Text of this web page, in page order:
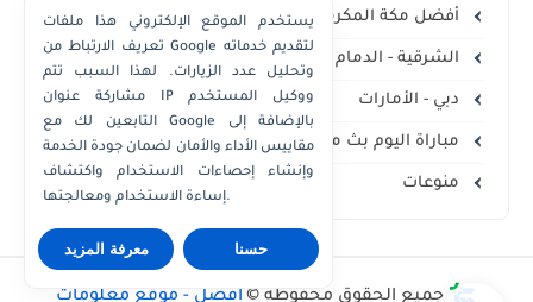
أفضل مكة المكرمة
الشرقية - الدمام الخبر
دبي - الأمارات
مباراة اليوم بث مباشر
منوعات
جميع الحقوق محفوظة © أفضل - موقع معلومات
يستخدم الموقع الإلكتروني هذا ملفات
تعريف الارتباط من Google لتقديم خدماته
وتحليل عدد الزيارات. لهذا السبب تتم
مشاركة عنوان IP ووكيل المستخدم
التابعين لك مع Google بالإضافة إلى
مقاييس الأداء والأمان لضمان جودة الخدمة
وإنشاء إحصاءات الاستخدام واكتشاف
إساءة الاستخدام ومعالجتها.
معرفة المزيد حسنا